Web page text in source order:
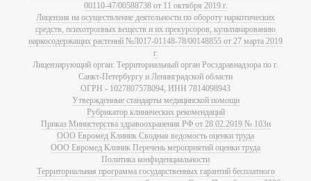
00110-47/00588738 от 11 октября 2019 г.
Лицензия на осуществление деятельности по обороту наркотических
средств, психотропных веществ и их прекурсоров, культивированию
наркосодержащих растений №Л017-01148-78/00148855 от 27 марта 2019
г.
Лицензирующий орган: Территориальный орган Росздравнадзора по г.
Санкт-Петербургу и Ленинградской области
ОГРН - 1027807578094, ИНН 7814098943
Утвержденные стандарты медицинской помощи
Рубрикатор клинических рекомендаций
Приказ Министерства здравоохранения РФ от 28.02.2019 № 103н
ООО Евромед Клиник Сводная ведомость оценки труда
ООО Евромед Клиник Перечень мероприятий оценки труда
Политика конфиденциальности
Территориальная программа государственных гарантий бесплатного